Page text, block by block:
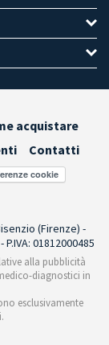
acquistare
Contatti
cookie
(Firenze) -
P.IVA: 01812000485
alla pubblicità
diagnostici in
esclusivamente